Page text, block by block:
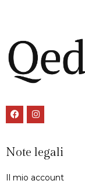
Note legali
Il mio account